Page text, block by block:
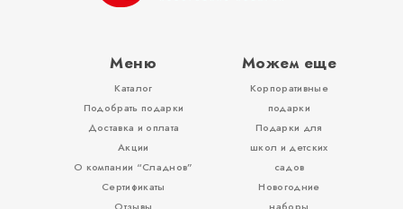
Вложения, игры
Меню
Каталог
Подобрать подарки
Доставка и оплата
Акции
О компании “Сладнов”
Сертификаты
Можем еще
Корпоративные
подарки
Подарки для
школ и детских
садов
Новогодние